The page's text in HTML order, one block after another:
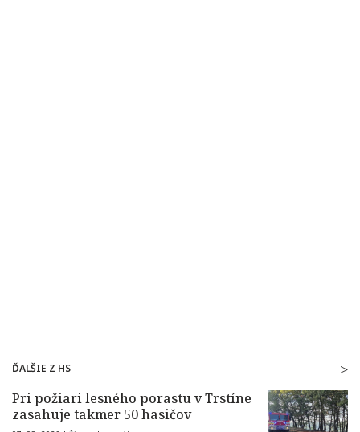
ĎALŠIE Z HS
Pri požiari lesného porastu v Trstíne
zasahuje takmer 50 hasičov